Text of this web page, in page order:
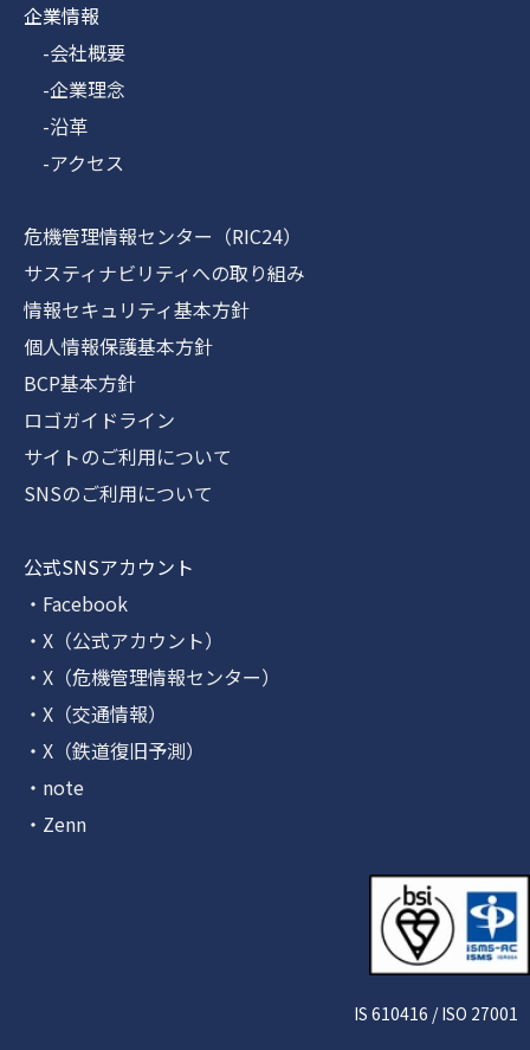
企業情報
-会社概要
-企業理念
-沿革
-アクセス
危機管理情報センター（RIC24）
サスティナビリティへの取り組み
情報セキュリティ基本方針
個人情報保護基本方針
BCP基本方針
ロゴガイドライン
サイトのご利用について
SNSのご利用について
公式SNSアカウント
・Facebook
・X（公式アカウント）
・X（危機管理情報センター）
・X（交通情報）
・X（鉄道復旧予測）
・note
・Zenn
IS 610416 / ISO 27001